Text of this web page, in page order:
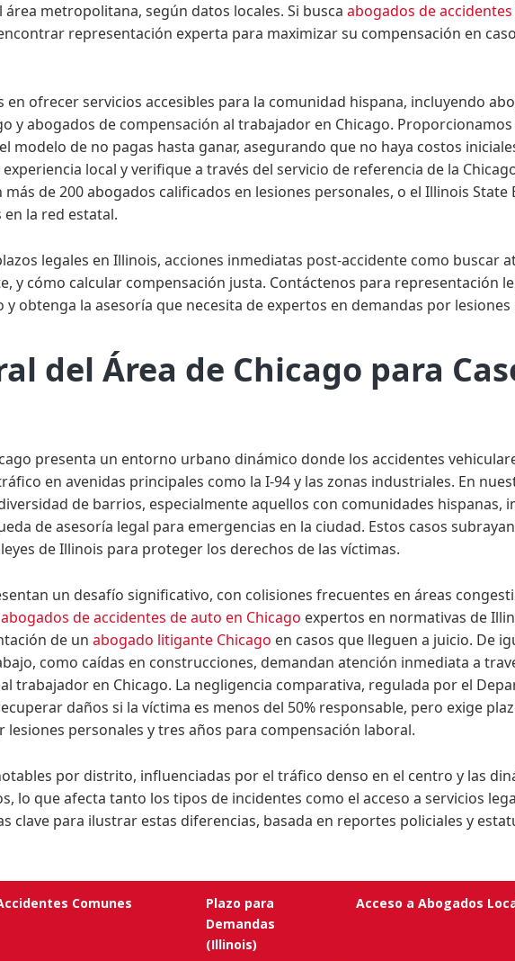
metropolitana, según datos locales. Si busca abogados de accidentes
representación experta para maximizar su compensación en
en ofrecer servicios accesibles para la comunidad hispana, incluyendo
y abogados de compensación al trabajador en Chicago.
modelo de no pagas hasta ganar, asegurando que no haya costos
local y verifique a través del servicio de referencia de la
de 200 abogados calificados en lesiones personales, o el Illinois State
la red estatal.
legales en Illinois, acciones inmediatas post-accidente como buscar
y cómo calcular compensación justa. Contáctenos para representación
y obtenga la asesoría que necesita de expertos en demandas por lesiones
del Área de Chicago para
presenta un entorno urbano dinámico donde los accidentes
en avenidas principales como la I-94 y las zonas industriales. En
de barrios, especialmente aquellos con comunidades hispanas,
de asesoría legal para emergencias en la ciudad. Estos casos
de Illinois para proteger los derechos de las víctimas.
un desafío significativo, con colisiones frecuentes en áreas
abogados de accidentes de auto en Chicago expertos en normativas de
de un abogado litigante Chicago en casos que lleguen a juicio. De
como caídas en construcciones, demandan atención inmediata a
trabajador en Chicago. La negligencia comparativa, regulada por el
daños si la víctima es menos del 50% responsable, pero exige
lesiones personales y tres años para compensación laboral.
por distrito, influenciadas por el tráfico denso en el centro y las
lo que afecta tanto los tipos de incidentes como el acceso a servicios
clave para ilustrar estas diferencias, basada en reportes policiales y
Comunes
Plazo para
Demandas
(Illinois)
Acceso a Abogados